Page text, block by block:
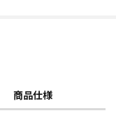
商品仕様